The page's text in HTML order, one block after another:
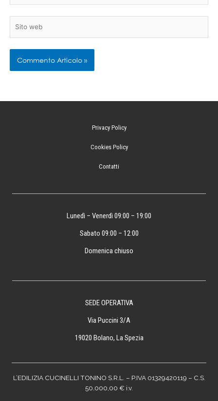
web
Privacy Policy
Cookies Policy
Contatti
Lunedì – Venerdì 09:00 – 19:00
Sabato 09:00 – 12:00
Domenica chiuso
SEDE OPERATIVA
Via Puccini 3/A
19020 Bolano, La Spezia
L’EDILIZIA CUCINELLI TONINO S.R.L. – P.IVA 01329420119 – C.S.
50.000,00 € i.v.